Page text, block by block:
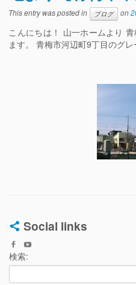
This entry was posted in ブログ on
こんにちは！ 山一ホームより
ます。 青梅市河辺町9丁目のグ
Social links
検索: